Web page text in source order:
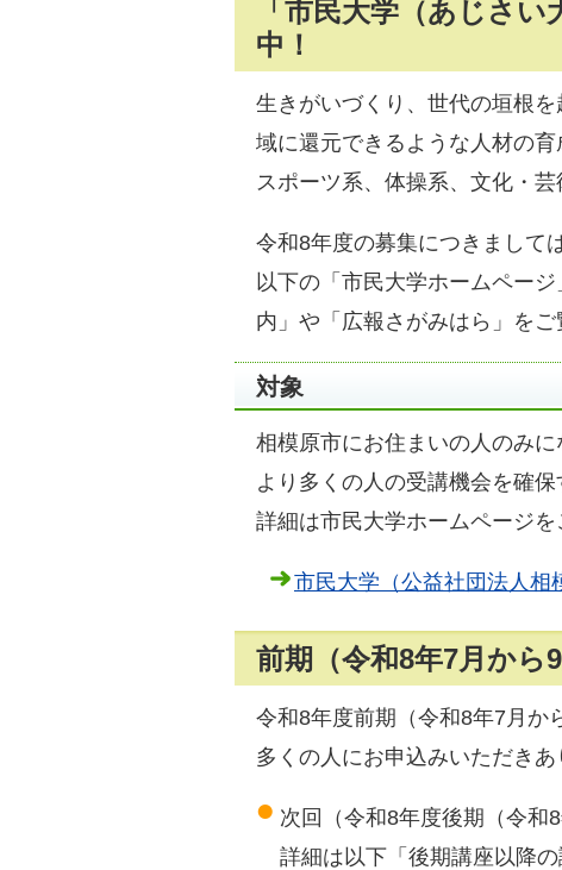
「市民大学（あじさ
中！
生きがいづくり、世代の垣根
域に還元できるような人材の
スポーツ系、体操系、文化・
令和8年度の募集につきまして
以下の「市民大学ホームペー
内」や「広報さがみはら」をご
対象
相模原市にお住まいの人のみ
より多くの人の受講機会を確
詳細は市民大学ホームページを
市民大学（公益社団法人相
前期（令和8年7月から
令和8年度前期（令和8年7月か
多くの人にお申込みいただきあ
次回（令和8年度後期（令和
詳細は以下「後期講座以降